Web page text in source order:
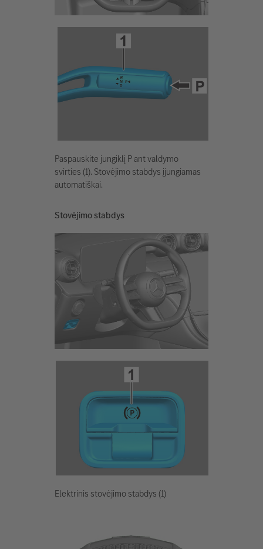
Paspauskite jungiklį P ant valdymo
svirties (1). Stovėjimo stabdys įjungiamas
automatiškai.
Stovėjimo stabdys
Elektrinis stovėjimo stabdys (1)